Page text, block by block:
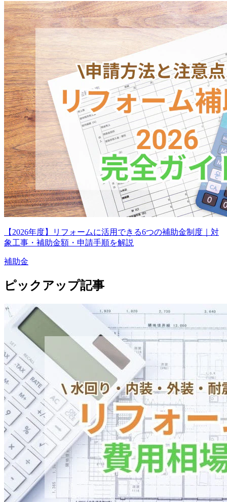
【2026年度】リフォームに活用できる6つの補助金制度｜対
象工事・補助金額・申請手順を解説
補助金
ピックアップ記事